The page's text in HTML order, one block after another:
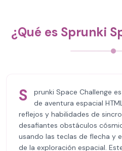
¿Qué es Sprunki
S
prunki Space Challenge
de aventura espacial
reflejos y habilidades de
desafiantes obstáculos
usando las teclas de flecha y
de la exploración espacial.